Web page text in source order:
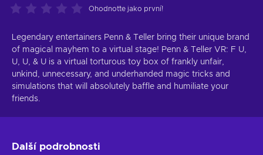
Ohodnoťte jako první!
Legendary entertainers Penn & Teller bring their unique brand
of magical mayhem to a virtual stage! Penn & Teller VR: F U,
U, U, & U is a virtual torturous toy box of frankly unfair,
unkind, unnecessary, and underhanded magic tricks and
simulations that will absolutely baffle and humiliate your
friends.
Další podrobnosti